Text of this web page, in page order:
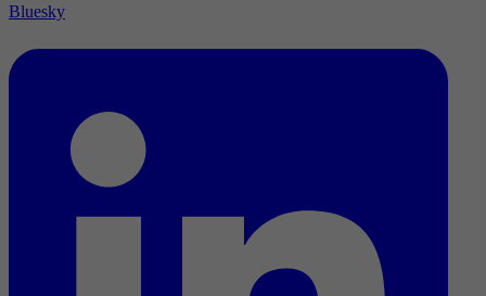
Bluesky